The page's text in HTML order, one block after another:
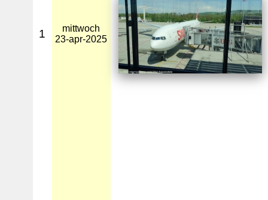
1
mittwoch
23-apr-2025